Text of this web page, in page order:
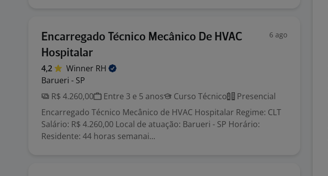
Encarregado Técnico Mecânico De HVAC
Hospitalar
6 ago
4,2 Winner RH
Barueri - SP
R$ 4.260,00
Entre 3 e 5 anos Curso Técnico
Presencial
Encarregado Técnico Mecânico de HVAC Hospitalar Regime: CLT
Salário: R$ 4.260,00 Local de atuação: Barueri - SP Horário:
Residente: 44 horas semanai...